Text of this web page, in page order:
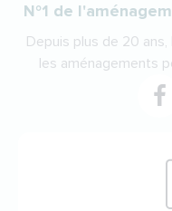
N°1 de
Depuis plus de 20
les aménagements